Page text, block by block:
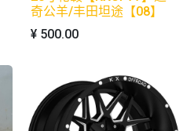
奇公羊/丰田坦途【08】
¥ 500.00